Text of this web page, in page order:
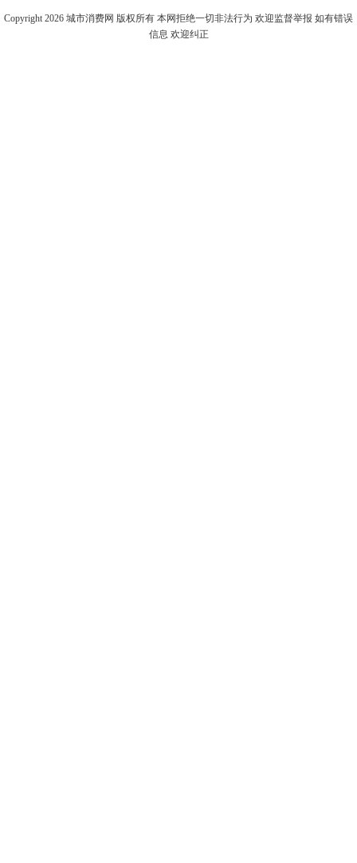
Copyright 2026 城市消费网 版权所有 本网拒绝一切非法行为 欢迎监督举报 如有错误
信息 欢迎纠正